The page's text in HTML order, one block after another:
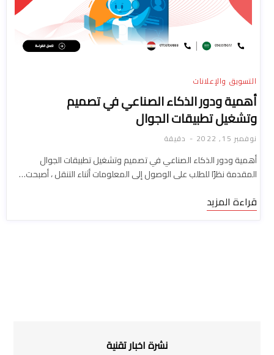
التسويق والإعلانات
أهمية ودور الذكاء الصناعي في تصميم
وتشغيل تطبيقات الجوال
نوفمبر 15, 2022 دقيقة
أهمية ودور الذكاء الصناعي في تصميم وتشغيل تطبيقات الجوال
المقدمة نظرًا للطلب على الوصول إلى المعلومات أثناء التنقل ، أصبحت…
قراءة المزيد
نشرة اخبار تقنية